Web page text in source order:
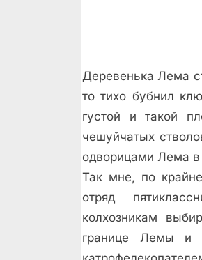
Деревенька Лема
то тихо бубнил
густой и такой
чешуйчатых
одворицами Лема в
Так мне, по
отряд
колхозникам
границе Лемы и